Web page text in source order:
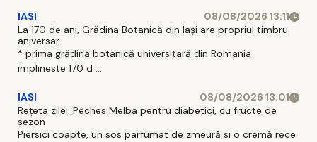
IASI
08/08/2026 13:11
La 170 de ani, Grădina Botanică din Iași are propriul timbru
aniversar
* prima grădină botanică universitară din Romania
implineste 170 d ...
IASI
08/08/2026 13:01
Rețeta zilei: Pêches Melba pentru diabetici, cu fructe de
sezon
Piersici coapte, un sos parfumat de zmeură si o cremă rece